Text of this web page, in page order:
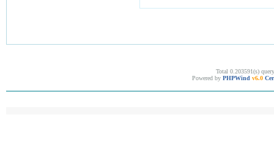
Total 0.203591(s)
Powered by PHPWind v6.0